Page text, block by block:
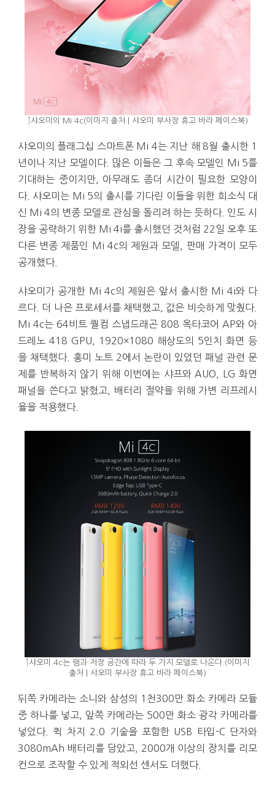
↑샤오미의 Mi 4c(이미지 출처 | 샤오미 부사장 휴고 바라 페이스북)
샤오미의 플래그십 스마트폰 Mi 4는 지난 해 8월 출시한 1
년이나 지난 모델이다. 많은 이들은 그 후속 모델인 Mi 5를
기대하는 중이지만, 아무래도 좀더 시간이 필요한 모양이
다. 샤오미는 Mi 5의 출시를 기다린 이들을 위한 희소식 대
신 Mi 4의 변종 모델로 관심을 돌리려 하는 듯하다. 인도 시
장을 공략하기 위한 Mi 4i를 출시했던 것처럼 22일 오후 또
다른 변종 제품인 Mi 4c의 제원과 모델, 판매 가격이 모두
공개했다.
샤오미가 공개한 Mi 4c의 제원은 앞서 출시한 Mi 4i와 다
르다. 더 나은 프로세서를 채택했고, 값은 비슷하게 맞췄다.
Mi 4c는 64비트 퀄컴 스냅드래곤 808 옥타코어 AP와 아
드레노 418 GPU, 1920×1080 해상도의 5인치 화면 등
을 채택했다. 홍미 노트 2에서 논란이 있었던 패널 관련 문
제를 반복하지 않기 위해 이번에는 샤프와 AUO, LG 화면
패널을 쓴다고 밝혔고, 배터리 절약을 위해 가변 리프레시
율을 적용했다.
↑샤오미 4c는 램과 저장 공간에 따라 두 가지 모델로 나온다.(이미지
출처 | 샤오미 부사장 휴고 바라 페이스북)
뒤쪽 카메라는 소니와 삼성의 1천300만 화소 카메라 모듈
중 하나를 넣고, 앞쪽 카메라는 500만 화소 광각 카메라를
넣었다. 퀵 차지 2.0 기술을 포함한 USB 타입-C 단자와
3080mAh 배터리를 담았고, 2000개 이상의 장치를 리모
컨으로 조작할 수 있게 적외선 센서도 더했다.